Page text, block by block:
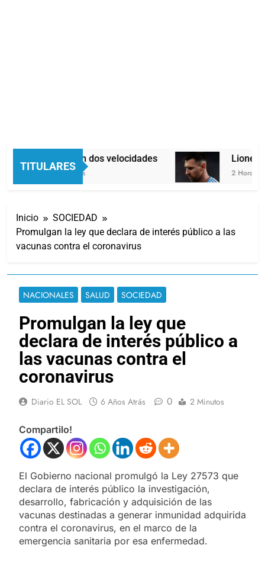
TITULARES
Economía en dos velocidades
54 Minutos Atrás
Lionel
2 Horas
Inicio
SOCIEDAD
Promulgan la ley que declara de interés público a las
vacunas contra el coronavirus
NACIONALES SALUD SOCIEDAD
Promulgan la ley que
declara de interés público a
las vacunas contra el
coronavirus
Diario EL SOL 6 Años Atrás 0 2 Minutos
Compartilo!
El Gobierno nacional promulgó la Ley 27573 que
declara de interés público la investigación,
desarrollo, fabricación y adquisición de las
vacunas destinadas a generar inmunidad adquirida
contra el coronavirus, en el marco de la
emergencia sanitaria por esa enfermedad.